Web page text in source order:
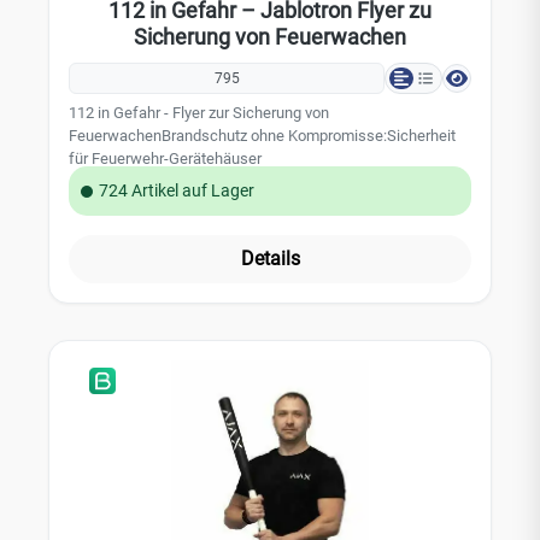
112 in Gefahr – Jablotron Flyer zu
Sicherung von Feuerwachen
795
112 in Gefahr - Flyer zur Sicherung von
FeuerwachenBrandschutz ohne Kompromisse:Sicherheit
für Feuerwehr-Gerätehäuser
724 Artikel auf Lager
Details